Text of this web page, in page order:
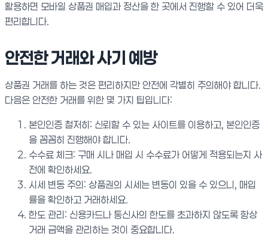
활용하면 모바일 상품권 매입과 정산을 한 곳에서 진행할 수 있어 더욱
편리합니다.
안전한 거래와 사기 예방
상품권 거래를 하는 것은 편리하지만 안전에 각별히 주의해야 합니다.
다음은 안전한 거래를 위한 몇 가지 팁입니다:
본인인증 철저히: 신뢰할 수 있는 사이트를 이용하고, 본인인증
을 꼼꼼히 진행해야 합니다.
수수료 체크: 구매 시나 매입 시 수수료가 어떻게 적용되는지 사
전에 확인하세요.
시세 변동 주의: 상품권의 시세는 변동이 있을 수 있으니, 매입
률을 확인하고 거래하세요.
한도 관리: 신용카드나 통신사의 한도를 초과하지 않도록 항상
거래 금액을 관리하는 것이 중요합니다.